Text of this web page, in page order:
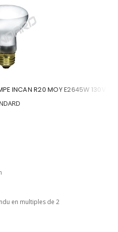
INCAN R20 MOY E2645W 130V
en multiples de 2